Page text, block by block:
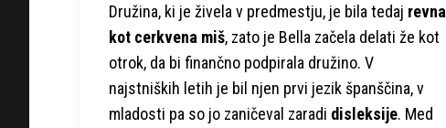
Družina, ki je živela v predmestju, je bila tedaj revna
kot cerkvena miš, zato je Bella začela delati že kot
otrok, da bi finančno podpirala družino. V
najstniških letih je bil njen prvi jezik španščina, v
mladosti pa so jo zaničeval zaradi disleksije. Med